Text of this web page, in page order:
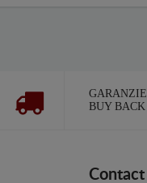
GARANZIE
BUY BACK
Contact